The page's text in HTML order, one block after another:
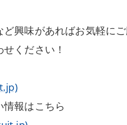
興味があればお気軽にご
ください！
報はこちら